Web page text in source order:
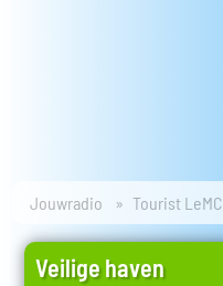
Jouwradio Tourist LeMC
Veilige haven